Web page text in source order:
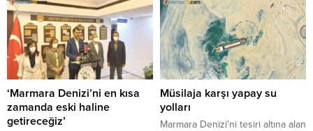
yatırımlarıyla kirliliğin azaldığını,
balık popülasyonunun arttığını
söyledi.
‘Marmara Denizi’ni en kısa
zamanda eski haline
getireceğiz’
Müsilaja karşı yapay su
yolları
Marmara Denizi'ni tesiri altına alan